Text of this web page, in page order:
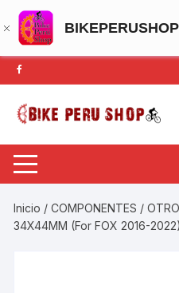
Saltar
al
contenido
Inicio /COMPONENTES /
34X44MM (For FOX 2016-